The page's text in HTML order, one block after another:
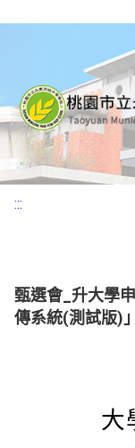
:::
甄選會_升大學
傳系統(測試版)
大